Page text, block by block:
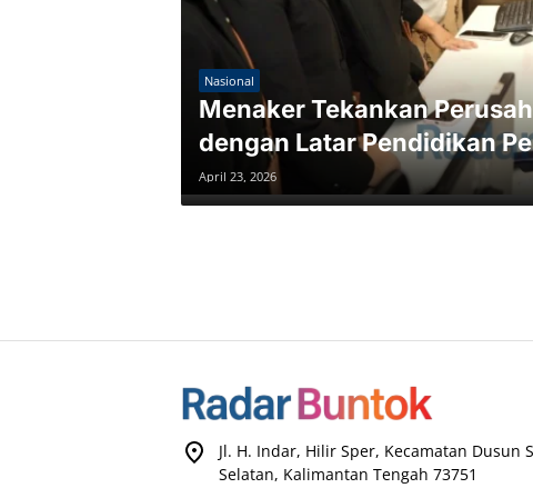
Nasional
Menaker Tekankan
dengan Latar Pendidikan
April 23, 2026
Jl. H. Indar, Hilir Sper, Kecamatan Dusun
Selatan, Kalimantan Tengah 73751